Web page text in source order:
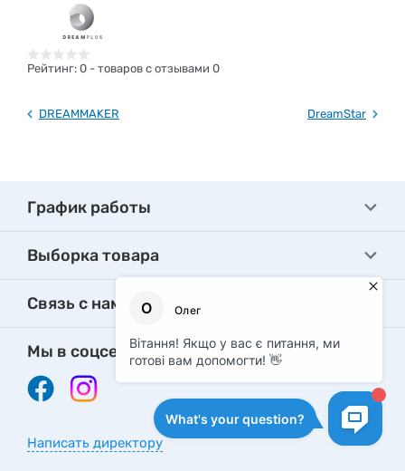
Рейтинг: 0 - товаров с отзывами 0
DREAMMAKER DreamStar
График работы
Выборка товара
Связь с нами
Мы в соцсетях
Написать директору